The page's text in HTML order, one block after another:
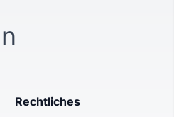
Rechtliches